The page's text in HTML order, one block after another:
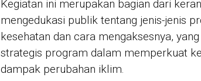
Kegiatan ini merupakan bagian dari
mengedukasi publik tentang jenis-jenis
kesehatan dan cara mengaksesnya,
strategis program dalam memperkuat
dampak perubahan iklim.